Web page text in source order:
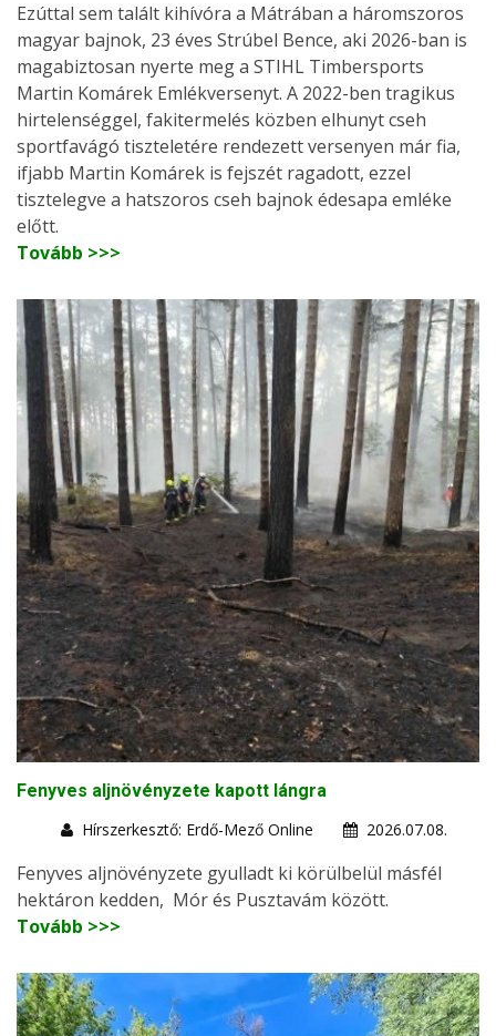
Ezúttal sem talált kihívóra a Mátrában a háromszoros
magyar bajnok, 23 éves Strúbel Bence, aki 2026-ban is
magabiztosan nyerte meg a STIHL Timbersports
Martin Komárek Emlékversenyt. A 2022-ben tragikus
hirtelenséggel, fakitermelés közben elhunyt cseh
sportfavágó tiszteletére rendezett versenyen már fia,
ifjabb Martin Komárek is fejszét ragadott, ezzel
tisztelegve a hatszoros cseh bajnok édesapa emléke
előtt.
Tovább >>>
Fenyves aljnövényzete kapott lángra
Hírszerkesztő: Erdő-Mező Online
2026.07.08.
Fenyves aljnövényzete gyulladt ki körülbelül másfél
hektáron kedden, Mór és Pusztavám között.
Tovább >>>